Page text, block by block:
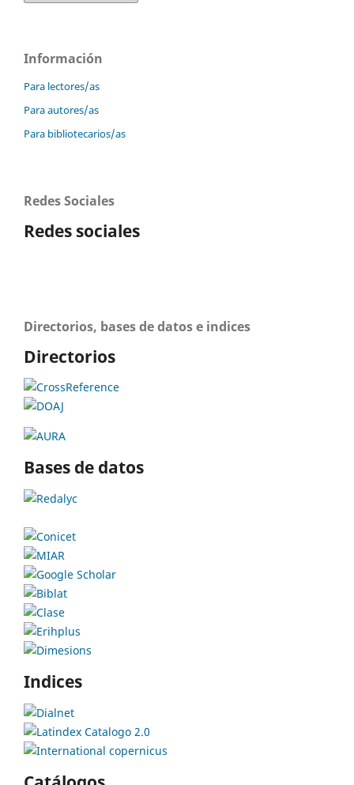
Información
Para lectores/as
Para autores/as
Para bibliotecarios/as
Redes Sociales
Redes sociales
Directorios, bases de datos e indices
Directorios
Bases de datos
Indices